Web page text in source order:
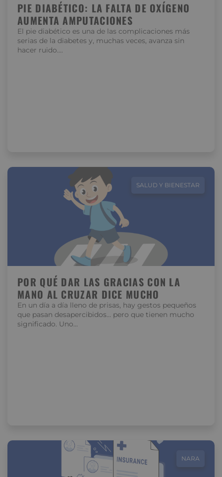
PIE DIABÉTICO: LA FALTA DE OXÍGENO
AUMENTA AMPUTACIONES
El pie diabético es una de las complicaciones más
serias de la diabetes y, muchas veces, avanza sin
hacer ruido….
SALUD Y BIENESTAR
POR QUÉ DAR LAS GRACIAS CON LA
MANO AL CRUZAR DICE MUCHO
En un día a día lleno de prisas, hay gestos pequeños
que pasan desapercibidos… pero que tienen mucho
significado. Uno…
NARA